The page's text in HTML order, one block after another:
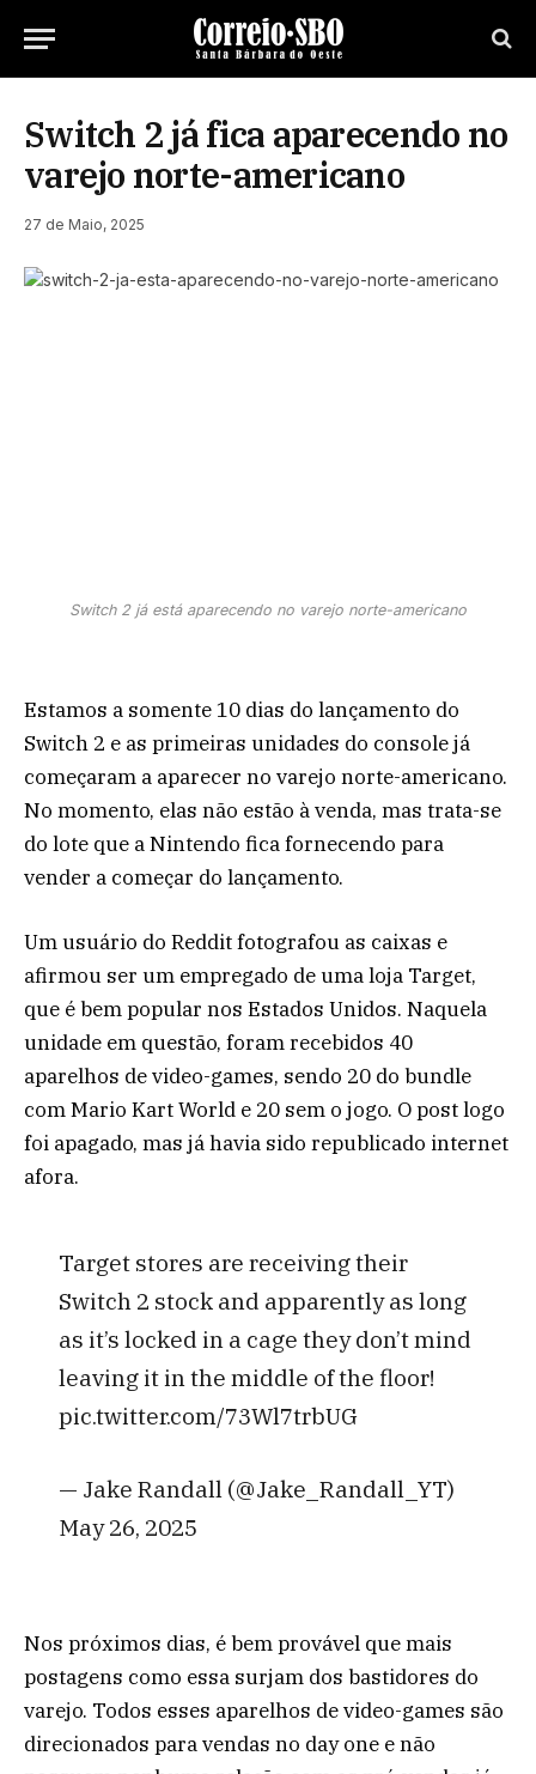
Switch 2 já fica aparecendo no
varejo norte-americano
27 de Maio, 2025
Switch 2 já está aparecendo no varejo norte-americano
Estamos a somente 10 dias do lançamento do
Switch 2 e as primeiras unidades do console já
começaram a aparecer no varejo norte-americano.
No momento, elas não estão à venda, mas trata-se
do lote que a Nintendo fica fornecendo para
vender a começar do lançamento.
Um usuário do Reddit fotografou as caixas e
afirmou ser um empregado de uma loja Target,
que é bem popular nos Estados Unidos. Naquela
unidade em questão, foram recebidos 40
aparelhos de video-games, sendo 20 do bundle
com Mario Kart World e 20 sem o jogo. O post logo
foi apagado, mas já havia sido republicado internet
afora.
Target stores are receiving their
Switch 2 stock and apparently as long
as it’s locked in a cage they don’t mind
leaving it in the middle of the floor!
pic.twitter.com/73Wl7trbUG
— Jake Randall (@Jake_Randall_YT)
May 26, 2025
Nos próximos dias, é bem provável que mais
postagens como essa surjam dos bastidores do
varejo. Todos esses aparelhos de video-games são
direcionados para vendas no day one e não